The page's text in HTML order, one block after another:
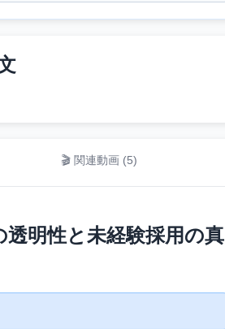
🎬 関連動画 (5)
透明性と未経験採用の真